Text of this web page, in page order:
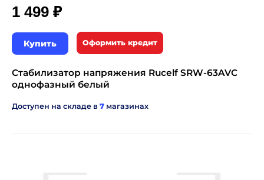
1 499 ₽
Купить Оформить кредит
Стабилизатор напряжения Rucelf SRW-63AVC
однофазный белый
Доступен на складе в 7 магазинах